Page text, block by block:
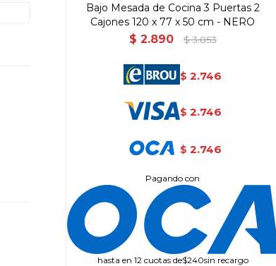
Bajo Mesada de Cocina 3 Puertas 2
Cajones 120 x 77 x 50 cm - NERO
$ 2.890 $ 3.853
$ 2.746
$ 2.746
$ 2.746
Pagando con
hasta en 12 cuotas de$240sin recargo